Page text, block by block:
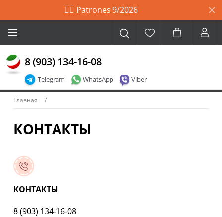
🙋‍♀️ Patrones 9/2026
Telegram WhatsApp Viber
8 (903) 134-16-08
Главная
КОНТАКТЫ
КОНТАКТЫ
8 (903) 134-16-08